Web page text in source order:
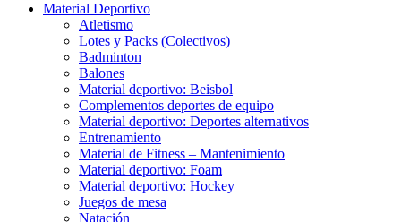
Material Deportivo
Atletismo
Lotes y Packs (Colectivos)
Badminton
Balones
Material deportivo: Beisbol
Complementos deportes de equipo
Material deportivo: Deportes alternativos
Entrenamiento
Material de Fitness – Mantenimiento
Material deportivo: Foam
Material deportivo: Hockey
Juegos de mesa
Natación